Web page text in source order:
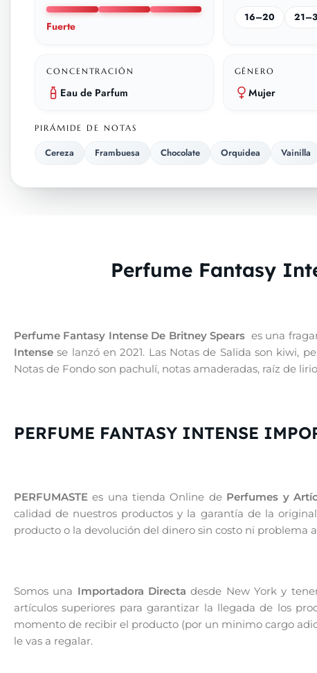
Fuerte
16–20
CONCENTRACIÓN
Eau de Parfum
GÉNERO
Mujer
PIRÁMIDE DE NOTAS
Cereza Frambuesa Chocolate Orquidea Vainilla
Perfume Fantasy
Perfume Fantasy Intense De Britney Spears es una
Intense se lanzó en 2021. Las Notas de Salida son kiwi,
Notas de Fondo son pachulí, notas amaderadas, raíz de
PERFUME FANTASY INTENSE
PERFUMASTE es una tienda Online de Perfumes y
calidad de nuestros productos y la garantía de la
producto o la devolución del dinero sin costo ni problema
Somos una Importadora Directa desde New York y
artículos superiores para garantizar la llegada de los
momento de recibir el producto (por un minimo cargo
le vas a regalar.